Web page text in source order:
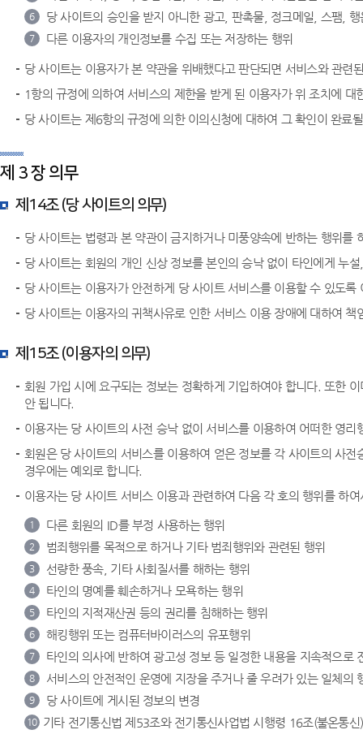
6 당 사이트의 승인을 받지 아니한 광고, 판촉물, 정크메일, 스팸,
7 다른 이용자의 개인정보를 수집 또는 저장하는 행위
당 사이트는 이용자가 본 약관을 위배했다고 판단되면 서비스와 관련
1항의 규정에 의하여 서비스의 제한을 받게 된 이용자가 위 조치에
당 사이트는 제6항의 규정에 의한 이의신청에 대하여 그 확인이 완료
제 3 장 의무
제14조 (당 사이트의 의무)
당 사이트는 법령과 본 약관이 금지하거나 미풍양속에 반하는 행위
당 사이트는 회원의 개인 신상 정보를 본인의 승낙 없이 타인에게 누
당 사이트는 이용자가 안전하게 당 사이트 서비스를 이용할 수 있도
당 사이트는 이용자의 귀책사유로 인한 서비스 이용 장애에 대하여 책
제15조 (이용자의 의무)
회원 가입 시에 요구되는 정보는 정확하게 기입하여야 합니다. 또한
안 됩니다.
이용자는 당 사이트의 사전 승낙 없이 서비스를 이용하여 어떠한 영
회원은 당 사이트의 서비스를 이용하여 얻은 정보를 각 사이트의 사
경우에는 예외로 합니다.
이용자는 당 사이트 서비스 이용과 관련하여 다음 각 호의 행위를 하
1 다른 회원의 ID를 부정 사용하는 행위
2 범죄행위를 목적으로 하거나 기타 범죄행위와 관련된 행위
3 선량한 풍속, 기타 사회질서를 해하는 행위
4 타인의 명예를 훼손하거나 모욕하는 행위
5 타인의 지적재산권 등의 권리를 침해하는 행위
6 해킹행위 또는 컴퓨터바이러스의 유포행위
7 타인의 의사에 반하여 광고성 정보 등 일정한 내용을 지속적으로
8 서비스의 안전적인 운영에 지장을 주거나 줄 우려가 있는 일체의
9 당 사이트에 게시된 정보의 변경
10 기타 전기통신법 제53조와 전기통신사업법 시행령 16조(불온통